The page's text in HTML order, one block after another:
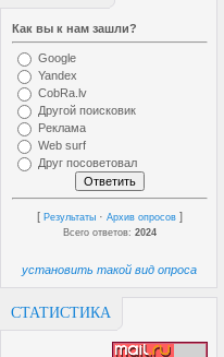
Как вы к нам зашли?
Google
Yandex
CobRa.lv
Другой поисковик
Реклама
Web surf
Друг посоветовал
[ Результаты · Архив опросов ]
Всего ответов: 2024
установить такой вид опроса
СТАТИСТИКА